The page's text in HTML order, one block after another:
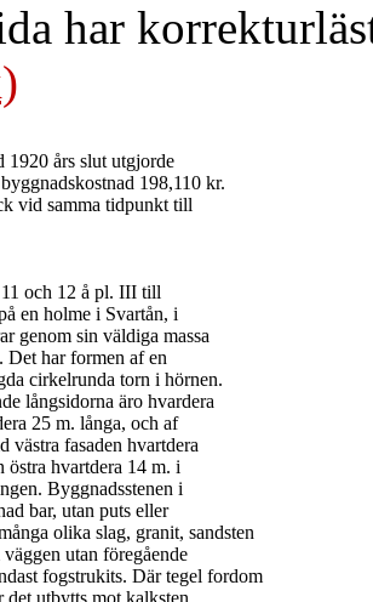
har
1920 års slut utgjorde
198,110 kr.
vid samma tidpunkt till
och 12 å pl. III till
en holme i Svartån, i
genom sin väldiga massa
Det har formen af en
cirkelrunda torn i hörnen.
långsidorna äro hvardera
25 m. långa, och af
västra fasaden hvartdera
östra hvartdera 14 m. i
Byggnadsstenen i
bar, utan puts eller
olika slag, granit, sandsten
utan föregående
fogstrukits. Där tegel fordom
utbytts mot kalksten,